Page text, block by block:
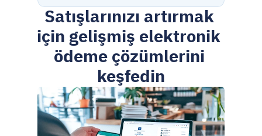
Satışlarınızı artırmak
için gelişmiş elektronik
ödeme çözümlerini
keşfedin